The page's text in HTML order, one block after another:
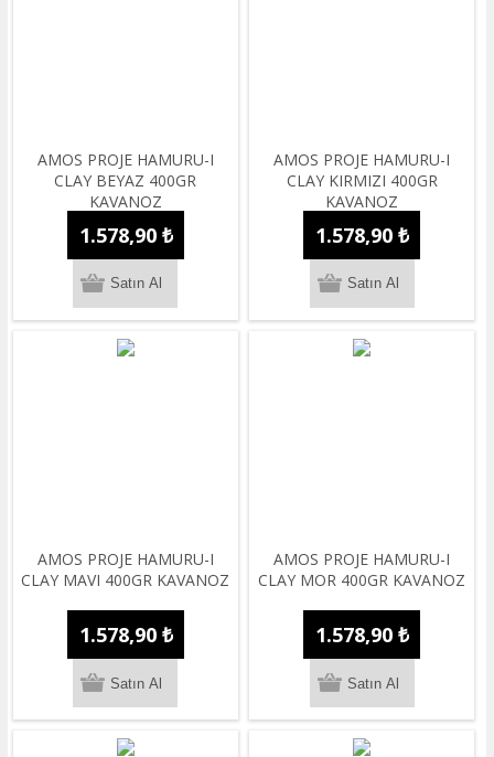
AMOS PROJE HAMURU-I
CLAY BEYAZ 400GR
KAVANOZ
1.578,90 ₺
AMOS PROJE HAMURU-I
CLAY KIRMIZI 400GR
KAVANOZ
1.578,90 ₺
AMOS PROJE HAMURU-I
CLAY MAVI 400GR KAVANOZ
1.578,90 ₺
AMOS PROJE HAMURU-I
CLAY MOR 400GR KAVANOZ
1.578,90 ₺